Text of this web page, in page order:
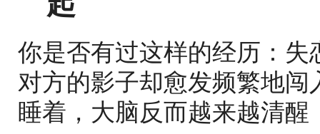
你是否有过这样的经历：
对方的影子却愈发频繁地
睡着，大脑反而越来越清